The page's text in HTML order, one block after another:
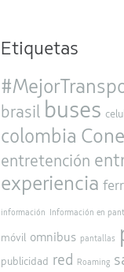
Etiquetas
brasil buses
colombia
entretención
experiencia
información Información en
móvil omnibus pantallas
publicidad red Roaming